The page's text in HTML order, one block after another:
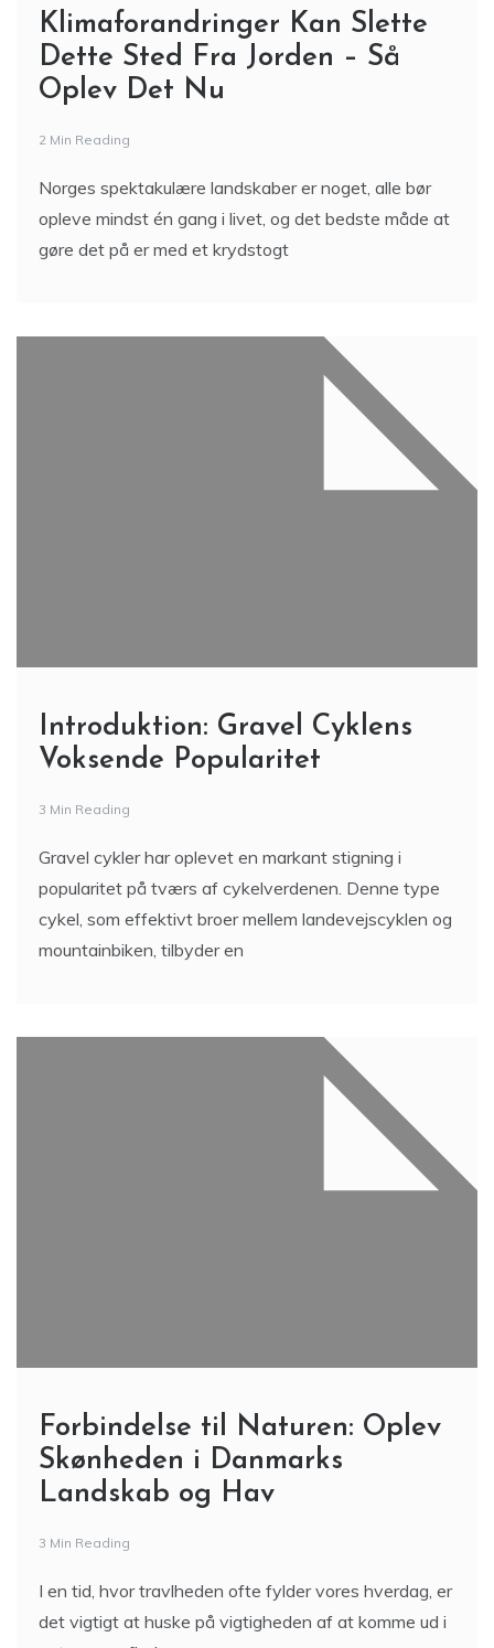
Klimaforandringer Kan Slette
Dette Sted Fra Jorden – Så
Oplev Det Nu
2 Min Reading
Norges spektakulære landskaber er noget, alle bør
opleve mindst én gang i livet, og det bedste måde at
gøre det på er med et krydstogt
Introduktion: Gravel Cyklens
Voksende Popularitet
3 Min Reading
Gravel cykler har oplevet en markant stigning i
popularitet på tværs af cykelverdenen. Denne type
cykel, som effektivt broer mellem landevejscyklen og
mountainbiken, tilbyder en
Forbindelse til Naturen: Oplev
Skønheden i Danmarks
Landskab og Hav
3 Min Reading
I en tid, hvor travlheden ofte fylder vores hverdag, er
det vigtigt at huske på vigtigheden af at komme ud i